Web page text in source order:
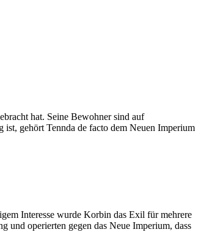
hat. Seine Bewohner sind auf
gehört Tennda de facto dem Neuen Imperium
Interesse wurde Korbin das Exil für mehrere
und operierten gegen das Neue Imperium, dass